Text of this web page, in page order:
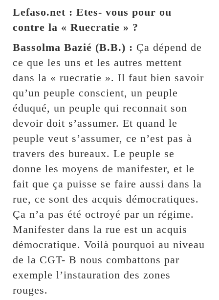
Lefaso.net : Etes- vous pour ou
contre la « Ruecratie » ?
Bassolma Bazié (B.B.) : Ça dépend de
ce que les uns et les autres mettent
dans la « ruecratie ». Il faut bien savoir
qu’un peuple conscient, un peuple
éduqué, un peuple qui reconnait son
devoir doit s’assumer. Et quand le
peuple veut s’assumer, ce n’est pas à
travers des bureaux. Le peuple se
donne les moyens de manifester, et le
fait que ça puisse se faire aussi dans la
rue, ce sont des acquis démocratiques.
Ça n’a pas été octroyé par un régime.
Manifester dans la rue est un acquis
démocratique. Voilà pourquoi au niveau
de la CGT- B nous combattons par
exemple l’instauration des zones
rouges.